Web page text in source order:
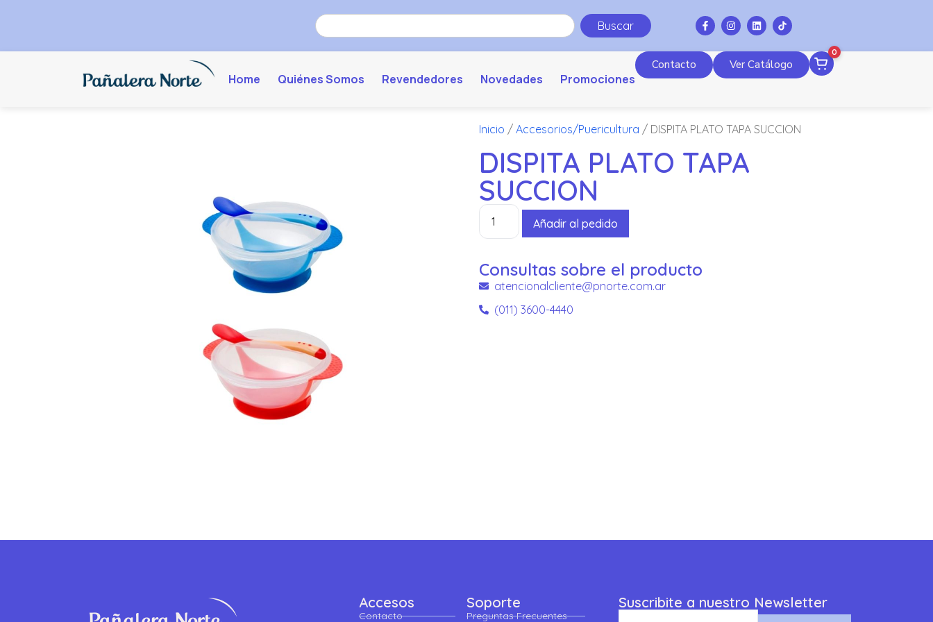
Buscar
Home Quiénes Somos Revendedores Novedades Promociones
Contacto Ver Catálogo
0
Inicio / Accesorios/Puericultura / DISPITA PLATO TAPA SUCCION
DISPITA PLATO TAPA
SUCCION
Añadir al pedido
Consultas sobre el producto
atencionalcliente@pnorte.com.ar
(011) 3600-4440
Accesos
Contacto
Soporte
Preguntas Frecuentes
Suscribite a nuestro Newsletter